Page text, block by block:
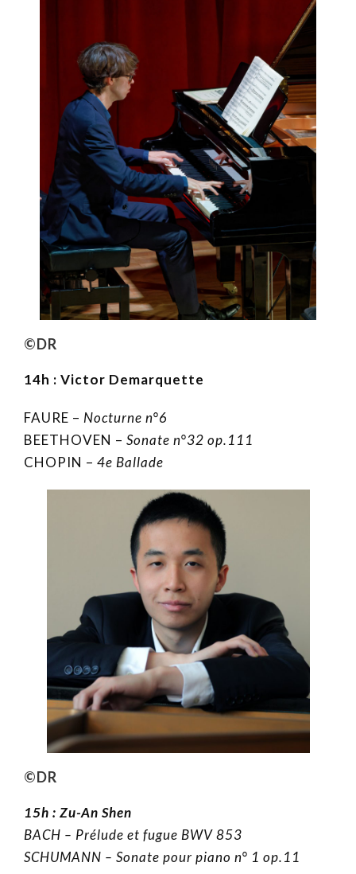
©DR
14h : Victor Demarquette
FAURE – Nocturne n°6
BEETHOVEN – Sonate n°32 op.111
CHOPIN – 4e Ballade
©DR
15h : Zu-An Shen
BACH – Prélude et fugue BWV 853
SCHUMANN – Sonate pour piano n° 1 op.11